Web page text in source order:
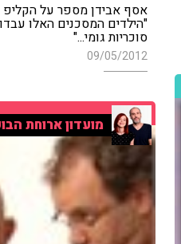
אסף אבידן מספר על
"הילדים המסכנים האלו
סוכריות גומי..."
09/05/2012
מועדון ארוחת